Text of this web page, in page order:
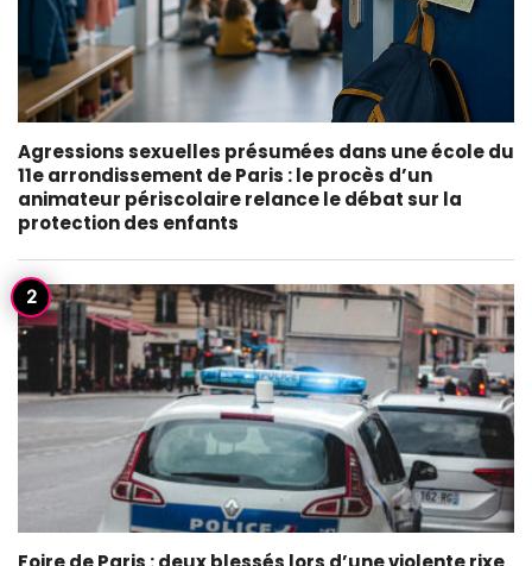
Agressions sexuelles présumées dans une école du
11e arrondissement de Paris : le procès d’un
animateur périscolaire relance le débat sur la
protection des enfants